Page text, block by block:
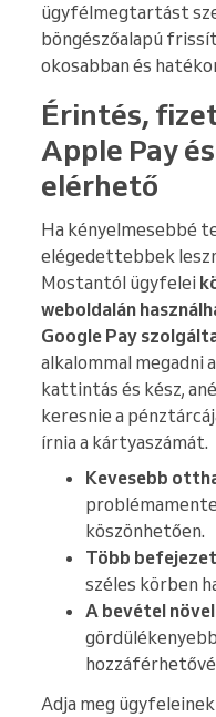
ügyfélmegtartást
böngészőalapú
okosabban és
Érintés,
Apple Pay
elérhető
Ha kényelmesebbé
elégedettebbek
Mostantól ügyfelei
weboldalán
Google Pay
alkalommal megadni
kattintás és kész,
keresnie a
írnia a kártyaszámát.
Kevesebb
köszönhetően.
Több
széles körben
A bevétel
hozzáférhetővé
Adja meg